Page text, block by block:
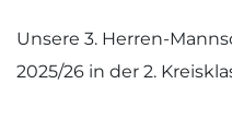
Unsere 3. Herren-
2025/26 in der 2.